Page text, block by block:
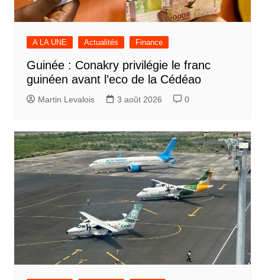
A LA UNE Actualités Finance
Guinée : Conakry privilégie le franc
guinéen avant l’eco de la Cédéao
Martin Levalois 3 août 2026 0